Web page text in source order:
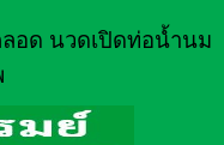
อด นวดเปิดท่อน้ำนม